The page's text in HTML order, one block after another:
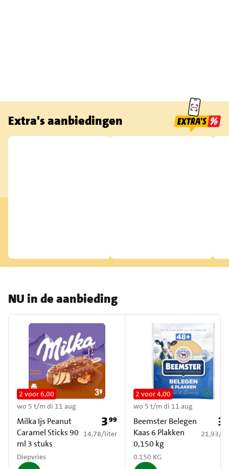
Extra's aanbiedingen
NU in de aanbieding
Milka Ijs Peanut
Caramel Sticks 90
ml 3 stuks
Diepvries
2 voor 6,00
wo 5 t/m di 11 aug
Prijs: € 3,99
399
€ 14,78 per liter
14,78/liter
Beemster Belegen
Kaas 6 Plakken
0,150 kg
0.150 KG
2 voor 4,00
wo 5 t/m di 11 aug
3
€ 21,93
21,93/